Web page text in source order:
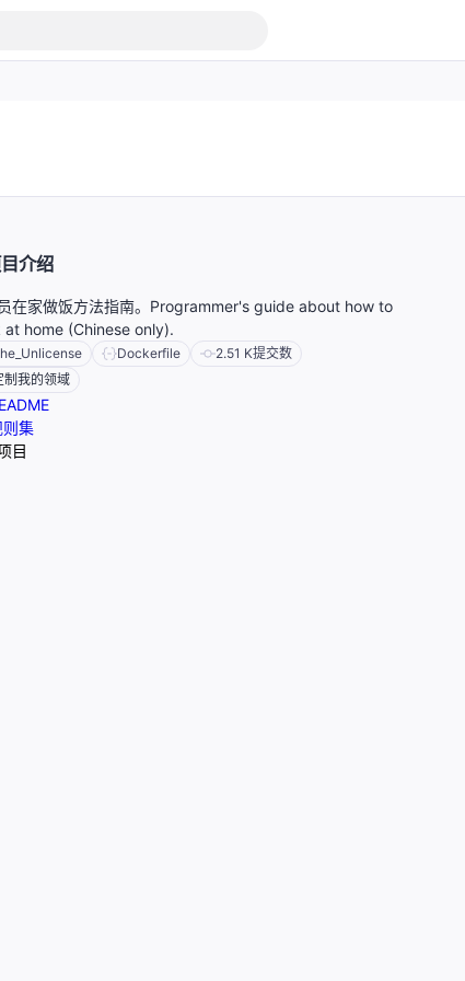
介绍
在家做饭方法指南。Programmer's guide about how to
at home (Chinese only).
Dockerfile 2.51 K提交数
制我的领域
则集
目